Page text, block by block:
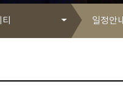
지원과
일정안
자유게시